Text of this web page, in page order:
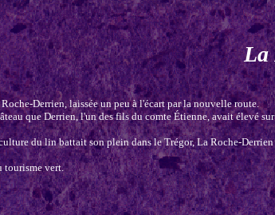
La
Derrien, laissée un peu à l'écart par la nouvelle route.
que Derrien, l'un des fils du comte Étienne, avait élevé
du lin battait son plein dans le Trégor, La Roche-
tourisme vert.